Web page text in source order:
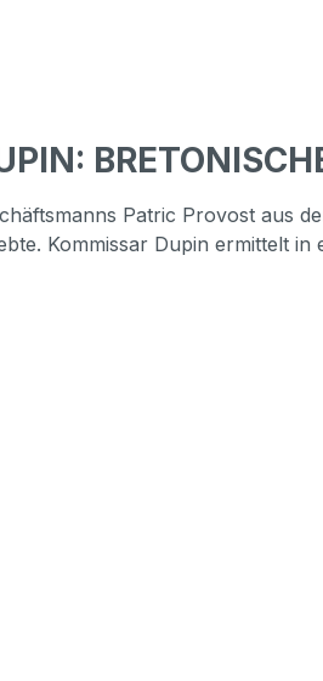
Patric Provost aus
Kommissar Dupin ermittelt